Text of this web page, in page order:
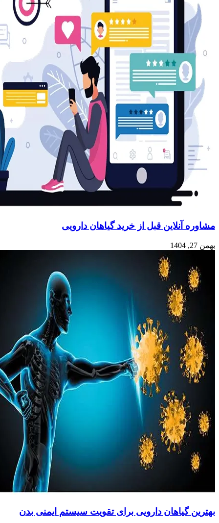
مشاوره آنلاین قبل از خرید گیاهان دارویی
بهمن 27, 1404
بهترین گیاهان دارویی برای تقویت سیستم ایمنی بدن